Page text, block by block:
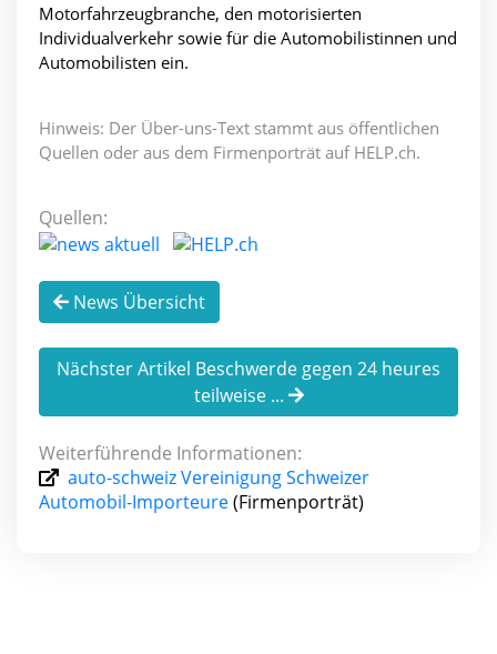
Motorfahrzeugbranche, den motorisierten
Individualverkehr sowie für die Automobilistinnen und
Automobilisten ein.
Hinweis: Der Über-uns-Text stammt aus öffentlichen
Quellen oder aus dem Firmenporträt auf HELP.ch.
Quellen:
News Übersicht
Nächster Artikel Beschwerde gegen 24 heures
teilweise ...
Weiterführende Informationen:
auto-schweiz Vereinigung Schweizer
Automobil-Importeure(Firmenporträt)